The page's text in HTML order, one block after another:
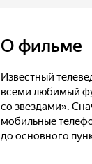
выходит из-под
и
О фильме
Известный
всеми любимый
со звездами».
мобильные
до основного